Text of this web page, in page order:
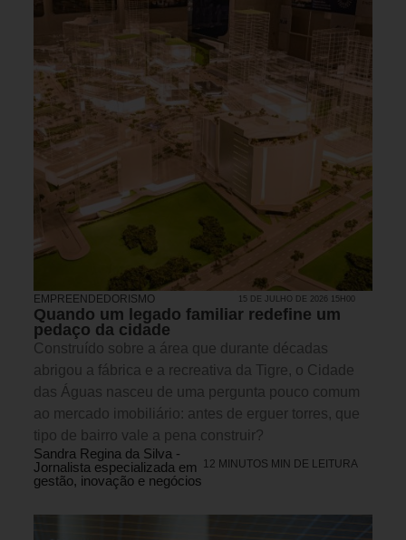
EMPREENDEDORISMO 15 DE JULHO DE 2026 15H00
Quando um legado familiar redefine um
pedaço da cidade
Construído sobre a área que durante décadas
abrigou a fábrica e a recreativa da Tigre, o Cidade
das Águas nasceu de uma pergunta pouco comum
ao mercado imobiliário: antes de erguer torres, que
tipo de bairro vale a pena construir?
Sandra Regina da Silva -
Jornalista especializada em
gestão, inovação e negócios
12 MINUTOS MIN DE LEITURA